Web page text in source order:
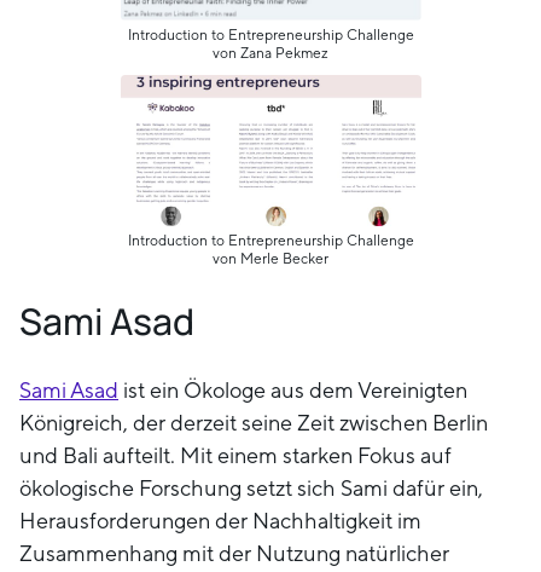
Introduction to Entrepreneurship Challenge
von Zana Pekmez
Introduction to Entrepreneurship Challenge
von Merle Becker
Sami Asad
Sami Asad ist ein Ökologe aus dem Vereinigten
Königreich, der derzeit seine Zeit zwischen Berlin
und Bali aufteilt. Mit einem starken Fokus auf
ökologische Forschung setzt sich Sami dafür ein,
Herausforderungen der Nachhaltigkeit im
Zusammenhang mit der Nutzung natürlicher